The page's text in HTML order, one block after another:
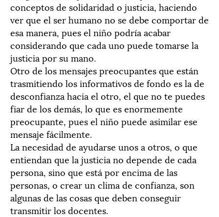
conceptos de solidaridad o justicia, haciendo
ver que el ser humano no se debe comportar de
esa manera, pues el niño podría acabar
considerando que cada uno puede tomarse la
justicia por su mano.
Otro de los mensajes preocupantes que están
trasmitiendo los informativos de fondo es la de
desconfianza hacia el otro, el que no te puedes
fiar de los demás, lo que es enormemente
preocupante, pues el niño puede asimilar ese
mensaje fácilmente.
La necesidad de ayudarse unos a otros, o que
entiendan que la justicia no depende de cada
persona, sino que está por encima de las
personas, o crear un clima de confianza, son
algunas de las cosas que deben conseguir
transmitir los docentes.